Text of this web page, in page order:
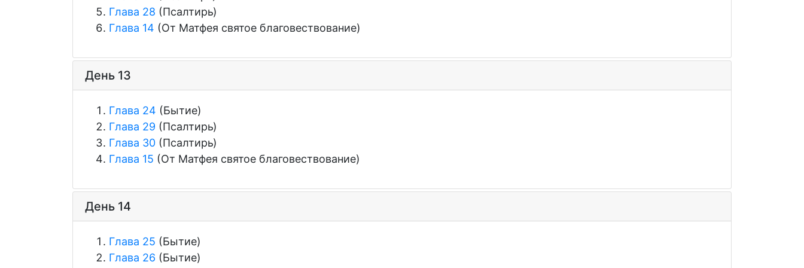
Глава 28 (Псалтирь)
Глава 14 (От Матфея святое благовествование)
День 13
Глава 24 (Бытие)
Глава 29 (Псалтирь)
Глава 30 (Псалтирь)
Глава 15 (От Матфея святое благовествование)
День 14
Глава 25 (Бытие)
Глава 26 (Бытие)